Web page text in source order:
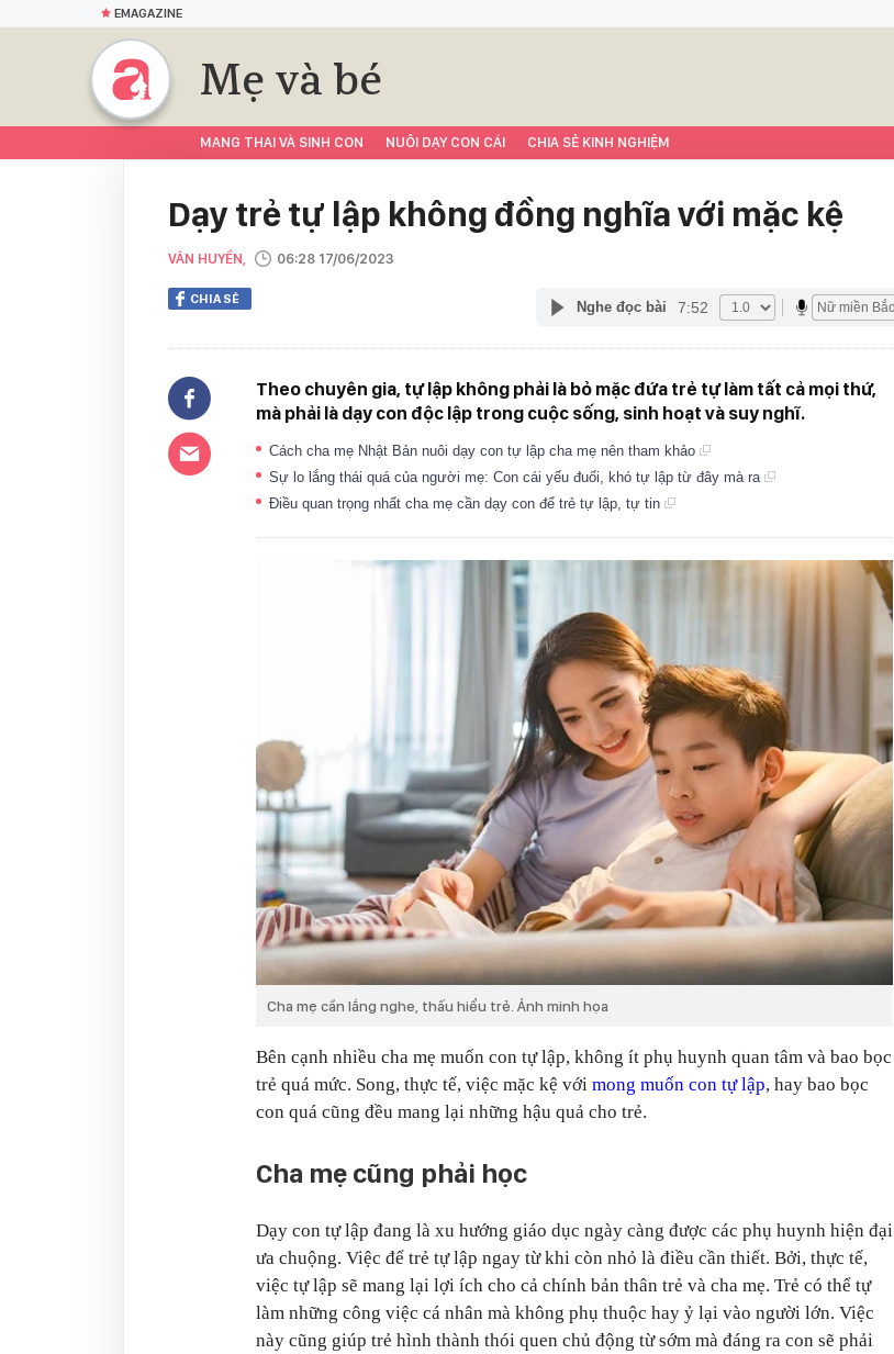
EMAGAZINE
Mẹ và bé
MANG THAI VÀ SINH CON NUÔI DẠY CON CÁI CHIA SẺ KINH NGHIỆM
Dạy trẻ tự lập không đồng nghĩa với mặc kệ
VÂN HUYỀN, 06:28 17/06/2023
CHIA SẺ Nghe đọc bài 7:52
Theo chuyên gia, tự lập không phải là bỏ mặc đứa trẻ tự làm tất cả mọi thứ,
mà phải là dạy con độc lập trong cuộc sống, sinh hoạt và suy nghĩ.
Cách cha mẹ Nhật Bản nuôi dạy con tự lập cha mẹ nên tham khảo
Sự lo lắng thái quá của người mẹ: Con cái yếu đuối, khó tự lập từ đây mà ra
Điều quan trọng nhất cha mẹ cần dạy con để trẻ tự lập, tự tin
Cha mẹ cần lắng nghe, thấu hiểu trẻ. Ảnh minh họa
Bên cạnh nhiều cha mẹ muốn con tự lập, không ít phụ huynh quan tâm và bao bọc
trẻ quá mức. Song, thực tế, việc mặc kệ với mong muốn con tự lập, hay bao bọc
con quá cũng đều mang lại những hậu quả cho trẻ.
Cha mẹ cũng phải học
Dạy con tự lập đang là xu hướng giáo dục ngày càng được các phụ huynh hiện đại
ưa chuộng. Việc để trẻ tự lập ngay từ khi còn nhỏ là điều cần thiết. Bởi, thực tế,
việc tự lập sẽ mang lại lợi ích cho cả chính bản thân trẻ và cha mẹ. Trẻ có thể tự
làm những công việc cá nhân mà không phụ thuộc hay ỷ lại vào người lớn. Việc
này cũng giúp trẻ hình thành thói quen chủ động từ sớm mà đáng ra con sẽ phải